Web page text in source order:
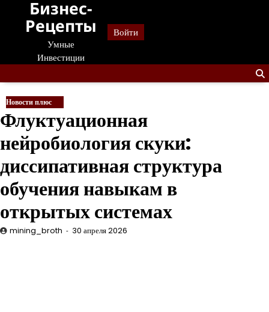
Перейти
содержанию
Бизнес-
Рецепты
Умные
Инвестиции
Войти
Новости плюс
Флуктуационная
нейробиология скуки:
диссипативная структура
обучения навыкам в
открытых системах
mining_broth 30 апреля 2026